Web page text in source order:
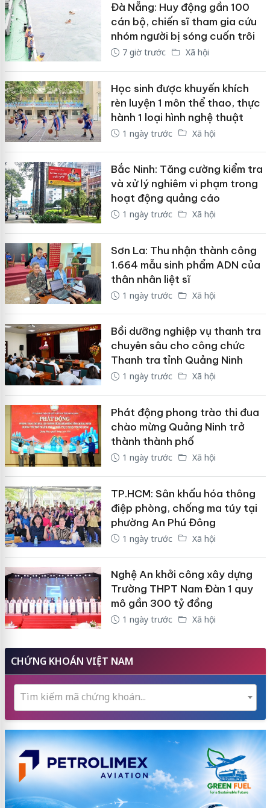
Đà Nẵng: Huy động gần 100
cán bộ, chiến sĩ tham gia cứu
nhóm người bị sóng cuốn trôi
7 giờ trước Xã hội
Học sinh được khuyến khích
rèn luyện 1 môn thể thao, thực
hành 1 loại hình nghệ thuật
1 ngày trước Xã hội
Bắc Ninh: Tăng cường kiểm tra
và xử lý nghiêm vi phạm trong
hoạt động quảng cáo
1 ngày trước Xã hội
Sơn La: Thu nhận thành công
1.664 mẫu sinh phẩm ADN của
thân nhân liệt sĩ
1 ngày trước Xã hội
Bồi dưỡng nghiệp vụ thanh tra
chuyên sâu cho công chức
Thanh tra tỉnh Quảng Ninh
1 ngày trước Xã hội
Phát động phong trào thi đua
chào mừng Quảng Ninh trở
thành thành phố
1 ngày trước Xã hội
TP.HCM: Sân khấu hóa thông
điệp phòng, chống ma túy tại
phường An Phú Đông
1 ngày trước Xã hội
Nghệ An khởi công xây dựng
Trường THPT Nam Đàn 1 quy
mô gần 300 tỷ đồng
1 ngày trước Xã hội
CHỨNG KHOÁN VIỆT NAM
Tìm kiếm mã chứng khoán...